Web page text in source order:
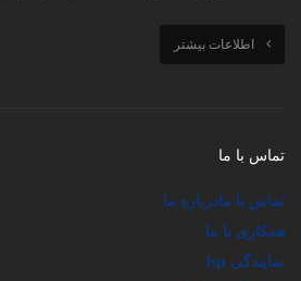
اطلاعات بیشتر
تماس با ما
تماس با مادرباره ما
همکاری با ما
نمایندگی hp